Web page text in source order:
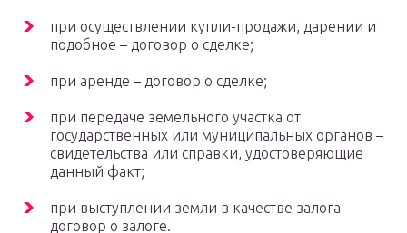
при осуществлении купли-продажи, дарении и
подобное – договор о сделке;
при аренде – договор о сделке;
при передаче земельного участка от
государственных или муниципальных органов –
свидетельства или справки, удостоверяющие
данный факт;
при выступлении земли в качестве залога –
договор о залоге.